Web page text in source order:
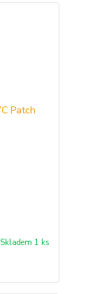
Skladem 1 ks